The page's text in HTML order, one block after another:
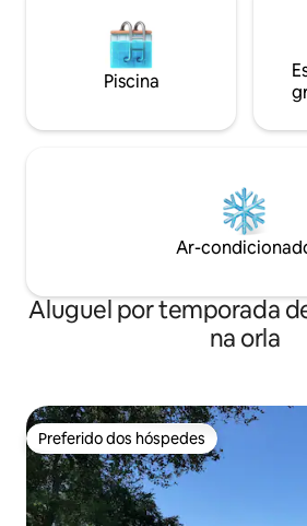
Piscina
Ar-
Aluguel por temporada
na orla
Preferido dos hóspedes
Preferido dos hóspedes